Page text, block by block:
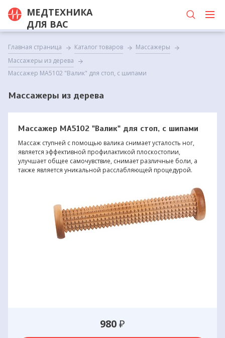
МЕДТЕХНИКА
ДЛЯ ВАС
Главная страница Каталог товаров
Массажеры
Массажеры из дерева
Массажер МА5102 "Валик" для стоп, с шипами
Массажеры из дерева
Массажер МА5102 "Валик" для стоп, с шипами
Массаж ступней с помощью валика снимает усталость ног,
является эффективной профилактикой плоскостопии,
улучшает общее самочувствие, снимает различные боли, а
также является уникальной расслабляющей процедурой.
980₽